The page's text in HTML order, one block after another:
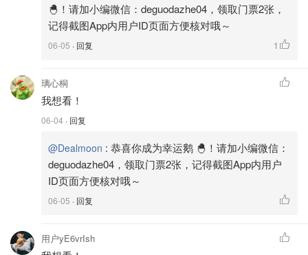
🐣！请加小编微信：deguodazhe04，领取门票2张，
记得截图App内用户ID页面方便核对哦～
06-05 · 回复 1
璃心桐
我想看！
06-04 · 回复
@Dealmoon : 恭喜你成为幸运鹅 🐣！请加小编微信：
deguodazhe04，领取门票2张，记得截图App内用户
ID页面方便核对哦～
06-05 · 回复
用户yE6vrIsh